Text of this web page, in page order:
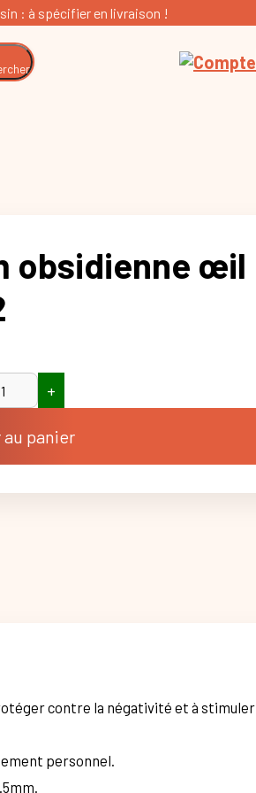
: à spécifier en livraison !
obsidienne œil
+
panier
contre la négativité et à stimuler
personnel.